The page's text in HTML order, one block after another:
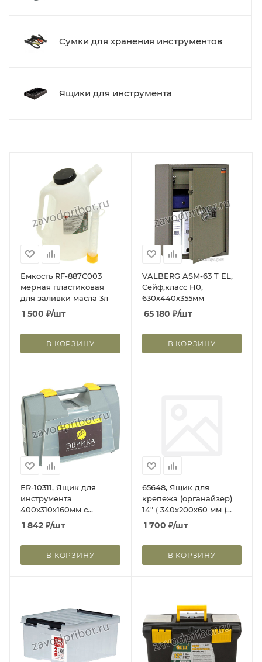
Сумки для хранения инструментов
Ящики для инструмента
Емкость RF-887C003
мерная пластиковая
для заливки масла 3л
1 500 ₽/шт
В КОРЗИНУ
VALBERG ASM-63 T EL,
Сейф,класс Н0,
630х440х355мм
65 180 ₽/шт
В КОРЗИНУ
ER-10311, Ящик для
инструмента
400х310х160мм с
прозрачными
органайзерами ЭВРИКА
1 842 ₽/шт
В КОРЗИНУ
65648, Ящик для
крепежа (органайзер)
14" ( 340х200х60 мм )
(съемные ячейки)
1 700 ₽/шт
В КОРЗИНУ